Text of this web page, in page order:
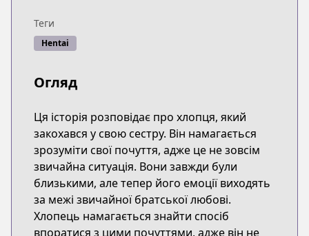
Теги
Hentai
Огляд
Ця історія розповідає про хлопця, який
закохався у свою сестру. Він намагається
зрозуміти свої почуття, адже це не зовсім
звичайна ситуація. Вони завжди були
близькими, але тепер його емоції виходять
за межі звичайної братської любові.
Хлопець намагається знайти спосіб
впоратися з цими почуттями, адже він не